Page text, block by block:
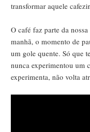
transformar aquele
O café faz parte da
manhã, o momento de
um gole quente. Só que
nunca experimentou um
experimenta, não volta